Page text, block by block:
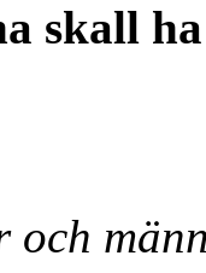
skall
och